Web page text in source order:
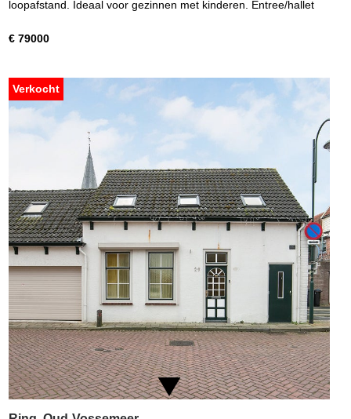
loopafstand. Ideaal voor gezinnen met kinderen. Entree/hallet
€ 79000
Verkocht